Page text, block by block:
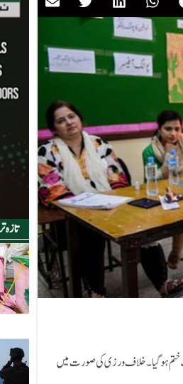
انتخابی مہم کا وقت ختم ہوگیا۔ خلاف ورزی کی صورت میں
تازہ